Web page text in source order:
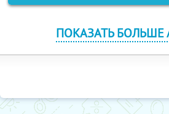
ПОКАЗАТЬ БОЛЬШЕ